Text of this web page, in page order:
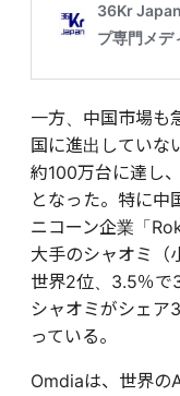
一方、中国市場も
国に進出していな
約100万台に達し
となった。特に中
ニコーン企業「
大手のシャオミ（
世界2位、3.5％で
シャオミがシェ
っている。
Omdiaは、世界の